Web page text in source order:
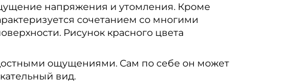
напряжения и утомления. Кроме
сочетанием со многими
Рисунок красного цвета
ощущениями. Сам по себе он может
вид.